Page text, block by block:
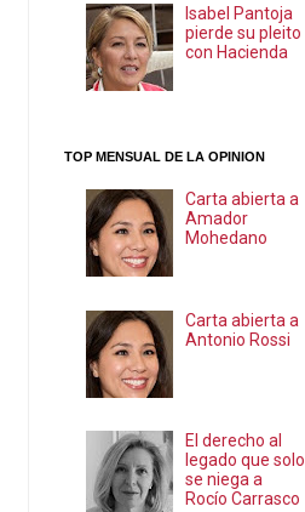
Isabel Pantoja
pierde su pleito
con Hacienda
TOP MENSUAL DE LA OPINION
Carta abierta a
Amador
Mohedano
Carta abierta a
Antonio Rossi
El derecho al
legado que solo
se niega a
Rocío Carrasco